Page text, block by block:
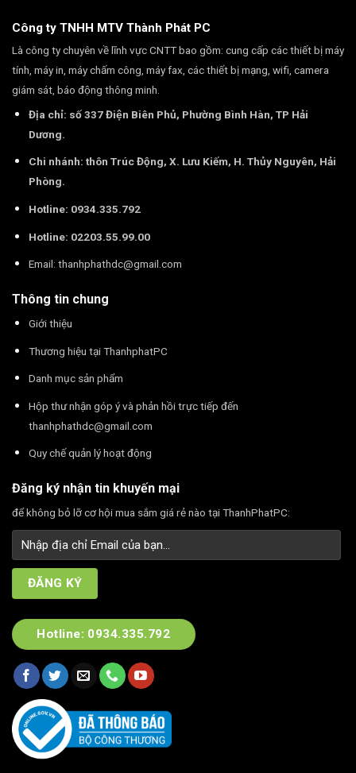
Công ty TNHH MTV Thành Phát PC
Là công ty chuyên về lĩnh vực CNTT bao gồm: cung cấp các thiết bị máy
tính, máy in, máy chấm công, máy fax, các thiết bị mạng, wifi, camera
giám sát, báo động thông minh.
Địa chỉ: số 337 Điện Biên Phủ, Phường Bình Hàn, TP Hải
Dương.
Chi nhánh: thôn Trúc Động, X. Lưu Kiếm, H. Thủy Nguyên, Hải
Phòng.
Hotline: 0934.335.792
Hotline: 02203.55.99.00
Email: thanhphathdc@gmail.com
Thông tin chung
Giới thiệu
Thương hiệu tại ThanhphatPC
Danh mục sản phẩm
Hộp thư nhận góp ý và phản hồi trực tiếp đến
thanhphathdc@gmail.com
Quy chế quản lý hoạt động
Đăng ký nhận tin khuyến mại
để không bỏ lỡ cơ hội mua sắm giá rẻ nào tại ThanhPhatPC:
Hotline: 0934.335.792